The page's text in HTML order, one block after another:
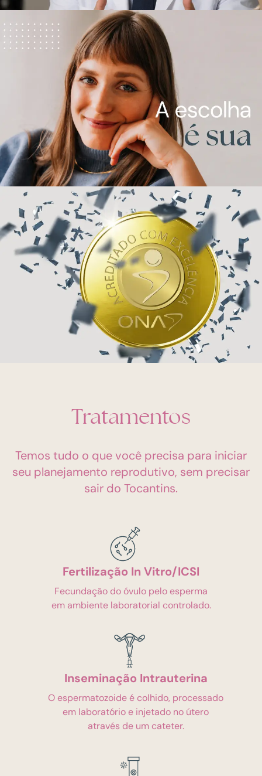
Tratamentos
Temos tudo o que você precisa para iniciar
seu planejamento reprodutivo, sem precisar
sair do Tocantins.
Fertilização In Vitro/ICSI
Fecundação do óvulo pelo esperma
em ambiente laboratorial controlado.
Inseminação Intrauterina
O espermatozoide é colhido, processado
em laboratório e injetado no útero
através de um cateter.